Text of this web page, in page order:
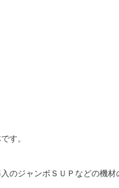
す。
のジャンボＳＵＰなどの機材